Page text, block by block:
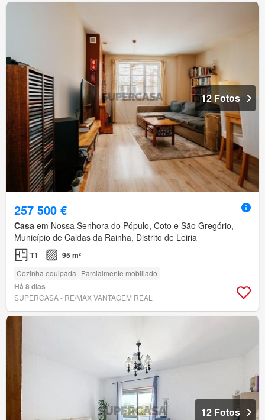
12 Fotos
257 500 €
Casa em Nossa Senhora do Pópulo, Coto e São Gregório,
Município de Caldas da Rainha, Distrito de Leiria
T1 95 m²
Cozinha equipada Parcialmente mobiliado
Há 8 dias
SUPERCASA - RE/MAX VANTAGEM REAL
12 Fotos